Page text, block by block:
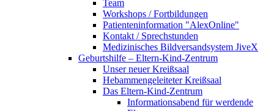
Team
Workshops / Fortbildungen
Patienteninformation "AlexOnline"
Kontakt / Sprechstunden
Medizinisches Bildversandsystem JiveX
Geburtshilfe – Eltern-Kind-Zentrum
Unser neuer Kreißsaal
Hebammengeleiteter Kreißsaal
Das Eltern-Kind-Zentrum
Informationsabend für werdende